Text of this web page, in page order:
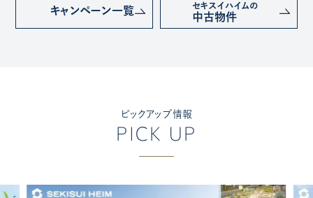
キャンペーン一覧 セキスイハイムの
中古物件
ピックアップ情報
PICK UP